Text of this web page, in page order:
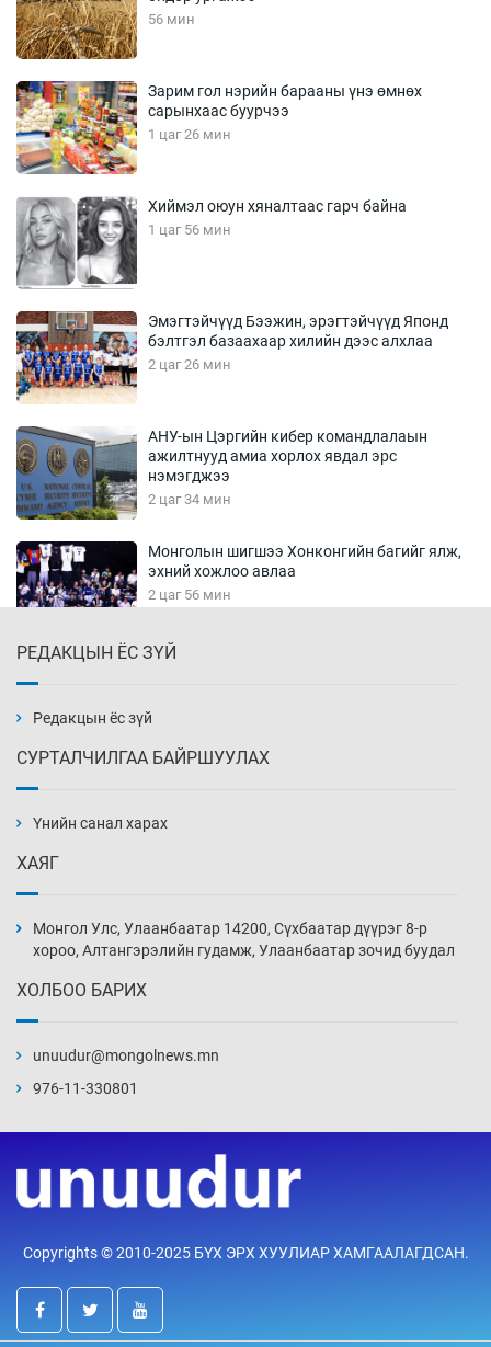
56 мин
Зарим гол нэрийн барааны үнэ өмнөх
сарынхаас буурчээ
1 цаг 26 мин
Хиймэл оюун хяналтаас гарч байна
1 цаг 56 мин
Эмэгтэйчүүд Бээжин, эрэгтэйчүүд Японд
бэлтгэл базаахаар хилийн дээс алхлаа
2 цаг 26 мин
АНУ-ын Цэргийн кибер командлалаын
ажилтнууд амиа хорлох явдал эрс
нэмэгджээ
2 цаг 34 мин
Монголын шигшээ Хонконгийн багийг ялж,
эхний хожлоо авлаа
2 цаг 56 мин
3 цаг 26 мин
3 цаг 56 мин
4 цаг 26 мин
4 цаг 56 мин
5 цаг 26 мин
поло цамц орууллаа
5 цаг 56 мин
РЕДАКЦЫН ЁС ЗҮЙ
Редакцын ёс зүй
СУРТАЛЧИЛГАА БАЙРШУУЛАХ
Үнийн санал харах
ХАЯГ
Монгол Улс, Улаанбаатар 14200, Сүхбаатар дүүрэг 8-р
хороо, Алтангэрэлийн гудамж, Улаанбаатар зочид буудал
ХОЛБОО БАРИХ
unuudur@mongolnews.mn
976-11-330801
Copyrights © 2010-2025 БҮХ ЭРХ ХУУЛИАР ХАМГААЛАГДСАН.